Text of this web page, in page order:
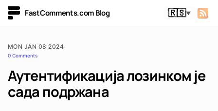
FastComments.com Blog 🇷🇸▼
MON JAN 08 2024
0 Comments
Аутентификација лозинком је
сада подржана